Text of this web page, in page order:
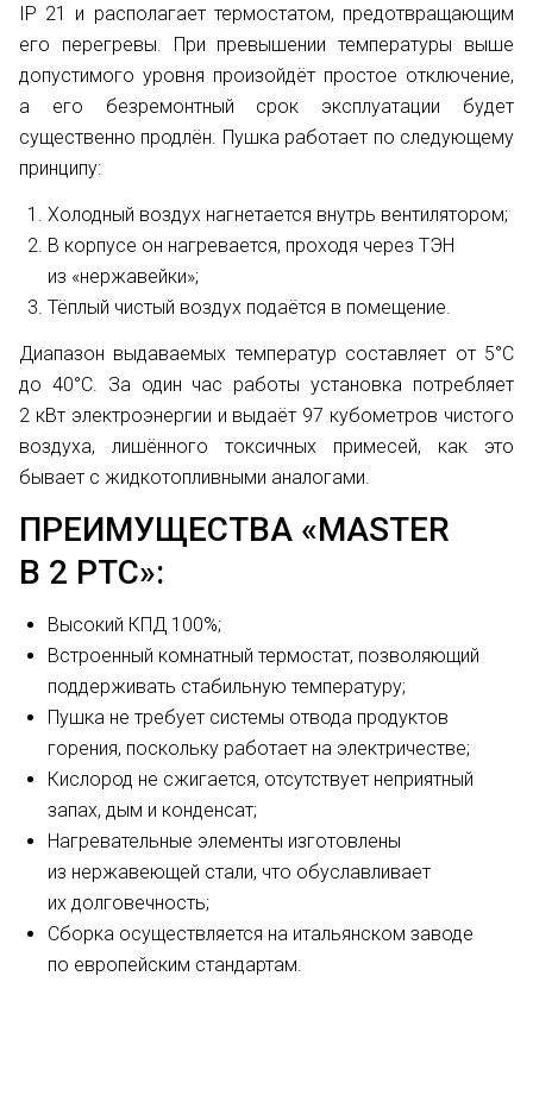
IP 21 и располагает термостатом, предотвращающим
его перегревы. При превышении температуры выше
допустимого уровня произойдёт простое отключение,
а его безремонтный срок эксплуатации будет
существенно продлён. Пушка работает по следующему
принципу:
Холодный воздух нагнетается внутрь вентилятором;
В корпусе он нагревается, проходя через ТЭН
из «нержавейки»;
Тёплый чистый воздух подаётся в помещение.
Диапазон выдаваемых температур составляет от 5°С
до 40°С. За один час работы установка потребляет
2 кВт электроэнергии и выдаёт 97 кубометров чистого
воздуха, лишённого токсичных примесей, как это
бывает с жидкотопливными аналогами.
ПРЕИМУЩЕСТВА «MASTER
B 2 PTC»:
Высокий КПД 100%;
Встроенный комнатный термостат, позволяющий
поддерживать стабильную температуру;
Пушка не требует системы отвода продуктов
горения, поскольку работает на электричестве;
Кислород не сжигается, отсутствует неприятный
запах, дым и конденсат;
Нагревательные элементы изготовлены
из нержавеющей стали, что обуславливает
их долговечность;
Сборка осуществляется на итальянском заводе
по европейским стандартам.